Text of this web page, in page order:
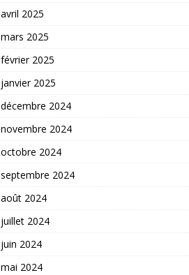
avril 2025
mars 2025
février 2025
janvier 2025
décembre 2024
novembre 2024
octobre 2024
septembre 2024
août 2024
juillet 2024
juin 2024
mai 2024